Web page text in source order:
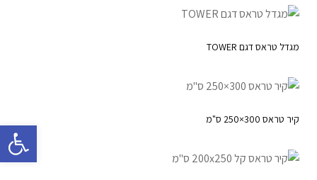
מגדל טראס דגם TOWER
קיר טראס 300×250 ס"מ